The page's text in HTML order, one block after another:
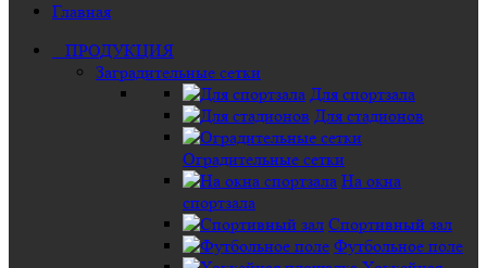
Главная
ПРОДУКЦИЯ
Заградительные сетки
Для спортзала
Для стадионов
Оградительные сетки
На окна
спортзала
Спортивный зал
Футбольное поле